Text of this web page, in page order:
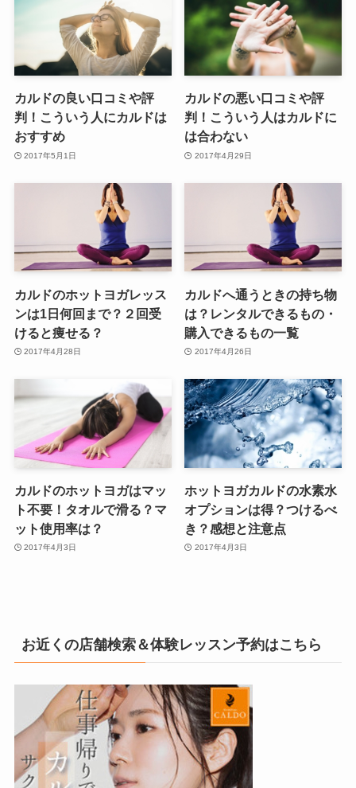
カルドの良い口コミや評
判！こういう人にカルドは
おすすめ
2017年5月1日
カルドの悪い口コミや評
判！こういう人はカルドに
は合わない
2017年4月29日
カルドのホットヨガレッス
ンは1日何回まで？２回受
けると痩せる？
2017年4月28日
カルドへ通うときの持ち物
は？レンタルできるもの・
購入できるもの一覧
2017年4月26日
カルドのホットヨガはマッ
ト不要！タオルで滑る？マ
ット使用率は？
2017年4月3日
ホットヨガカルドの水素水
オプションは得？つけるべ
き？感想と注意点
2017年4月3日
お近くの店舗検索＆体験レッスン予約はこちら